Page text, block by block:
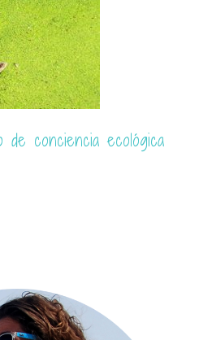
más pintorescos, sus